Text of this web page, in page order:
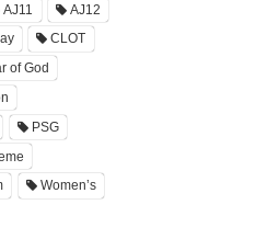
AJ11
AJ12
CLOT
of God
PSG
Women’s